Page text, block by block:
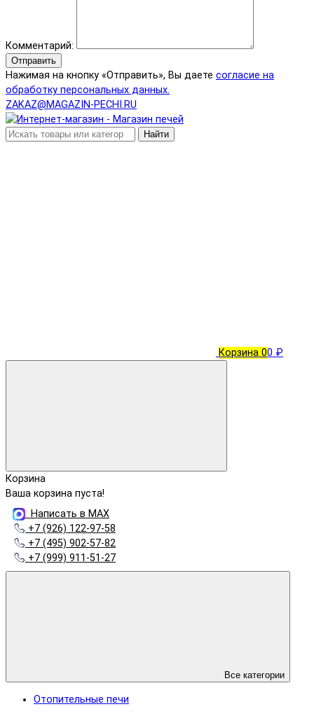
Комментарий:
Отправить
Нажимая на кнопку «Отправить», Вы даете согласие на
обработку персональных данных.
ZAKAZ@MAGAZIN-PECHI.RU
Найти
Корзина 00 ₽
Корзина
Ваша корзина пуста!
Написать в MAX
+7 (926) 122-97-58
+7 (495) 902-57-82
+7 (999) 911-51-27
Все категории
Отопительные печи